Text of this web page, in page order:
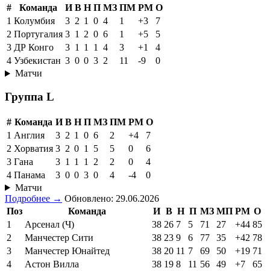
# Команда И В Н П МЗ ПМ РМ О
1 Колумбия 3 2 1 0 4 1 +3
7
2 Португалия 3 1 2 0 6 1 +5
5
3 ДР Конго 3 1 1 1 4 3 +1
4
4 Узбекистан 3 0 0 3 2 11 -9
0
Матчи
Группа L
# Команда И В Н П МЗ ПМ РМ О
1 Англия 3 2 1 0 6 2 +4
7
2 Хорватия 3 2 0 1 5 5 0
6
3 Гана 3 1 1 1 2 2 0
4
4 Панама 3 0 0 3 0 4 -4
0
Матчи
Подробнее → Обновлено: 29.06.2026
Поз
Команда И В Н П МЗ МП РМ О
1
Арсенал (Ч) 38 26 7 5 71 27 +44 85
2
Манчестер Сити 38 23 9 6 77 35 +42 78
3
Манчестер Юнайтед 38 20 11 7 69 50 +19 71
4
Астон Вилла 38 19 8 11 56 49 +7
65